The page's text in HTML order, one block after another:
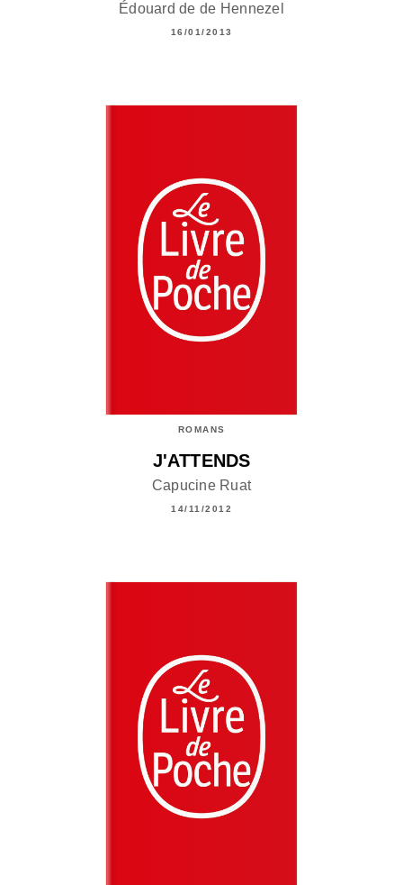
Édouard de de Hennezel
16/01/2013
ROMANS
J'ATTENDS
Capucine Ruat
14/11/2012